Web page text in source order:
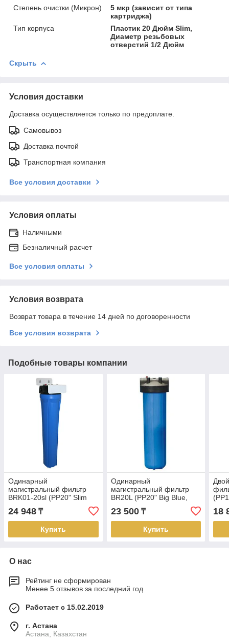
Степень очистки (Микрон)
5 мкр (зависит от типа
картриджа)
Тип корпуса
Пластик 20 Дюйм Slim,
Диаметр резьбовых
отверстий 1/2 Дюйм
Скрыть
Условия доставки
Доставка осуществляется только по предоплате.
Самовывоз
Доставка почтой
Транспортная компания
Все условия доставки
Условия оплаты
Наличными
Безналичный расчет
Все условия оплаты
Условия возврата
Возврат товара в течение 14 дней по договоренности
Все условия возврата
Подобные товары компании
Одинарный
магистральный фильтр
BRK01-20sl (PP20" Slim
Line, ключ, пласт. резьба
1/2" )
24 948 ₸
Купить
Одинарный
магистральный фильтр
BR20L (PP20" Big Blue,
ключ, резьба 1.0" )
23 500₸
Купить
1/2"
18
О нас
Рейтинг не сформирован
Менее 5 отзывов за последний год
Работает с 15.02.2019
г. Астана
Астана, Казахстан